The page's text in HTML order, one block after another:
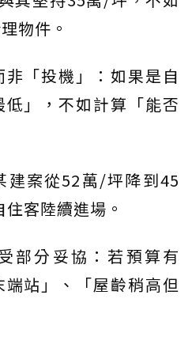
物件。
「投機」：如果是自
」，不如計算「能否
建案從52萬/坪降到45
客陸續進場。
部分妥協：若預算有
站」、「屋齡稍高但